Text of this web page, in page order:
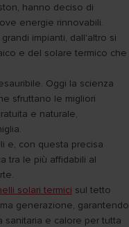
hanno deciso di
energie rinnovabili.
impianti, dall'altro si
e del solare termico che
Oggi la scienza
sfruttano le migliori
e naturale,
e, con questa precisa
tra le più affidabili al
solari termici sul tetto
generazione, garantendo
sanitaria e calore per tutta